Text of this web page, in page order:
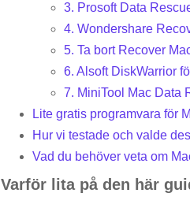
3. Prosoft Data
4. Wondershare
5. Ta bort Recover
6. Alsoft DiskWarrior
7. MiniTool Mac Data
Lite gratis programvara för
Hur vi testade och valde
Vad du behöver veta om
Varför lita på den här